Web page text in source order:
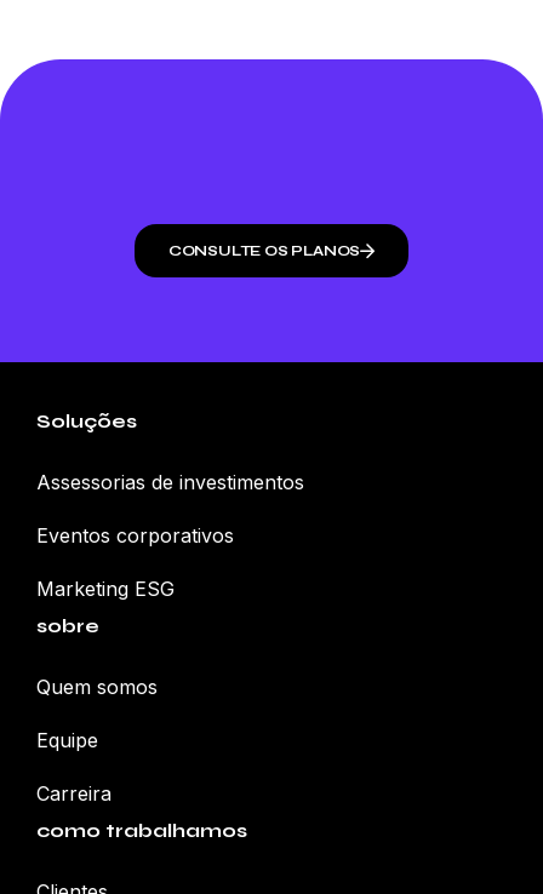
CONSULTE OS PLANOS
Soluções
Assessorias de investimentos
Eventos corporativos
Marketing ESG
sobre
Quem somos
Equipe
Carreira
como trabalhamos